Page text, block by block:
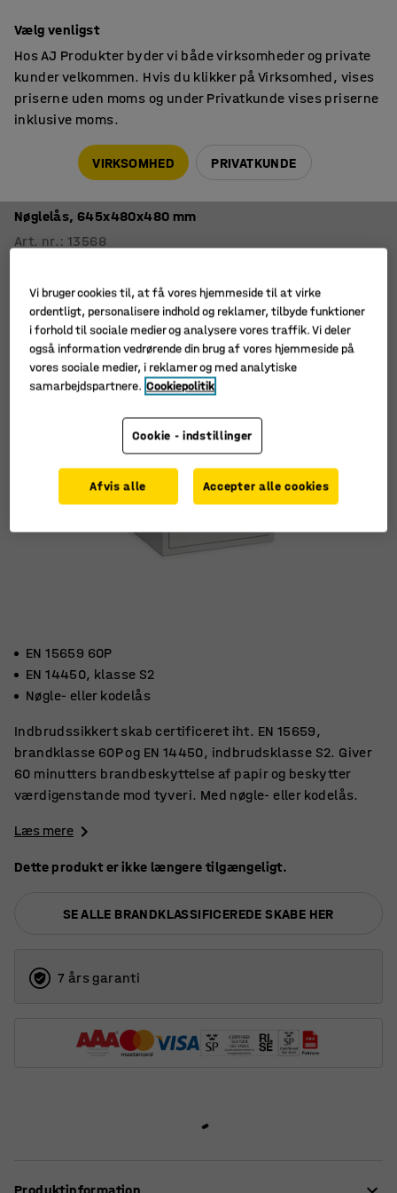
Brand- og indbrudsklassificeret
Nøglelås, 645x480x480 mm
Art. nr. :13568
EN 15659 60P
EN 14450, klasse S2
Nøgle- eller kodelås
Indbrudssikkert skab certificeret iht. EN 15659,
brandklasse 60P og EN 14450, indbrudsklasse S2. Giver
60 minutters brandbeskyttelse af papir og beskytter
værdigenstande mod tyveri. Med nøgle- eller kodelås.
Læs mere
Dette produkt er ikke længere tilgængeligt.
SE ALLE BRANDKLASSIFICEREDE SKABE HER
7 års garanti
Produktinformation
Vælg venligst
Hos AJ Produkter byder vi både virksomheder og private
kunder velkommen. Hvis du klikker på Virksomhed, vises
priserne uden moms og under Privatkunde vises priserne
inklusive moms.
VIRKSOMHED PRIVATKUNDE
Vi bruger cookies til, at få vores hjemmeside til at virke
ordentligt, personalisere indhold og reklamer, tilbyde funktioner
i forhold til sociale medier og analysere vores traffik. Vi deler
også information vedrørende din brug af vores hjemmeside på
vores sociale medier, i reklamer og med analytiske
samarbejdspartnere. Cookiepolitik
Cookie - indstillinger
Afvis alle Accepter alle cookies